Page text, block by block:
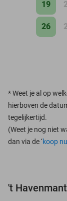
19
26
*Weet je al op
hierboven de
tegelijkertijd.
(Weet je nog niet
dan via de ‘koop nu
't